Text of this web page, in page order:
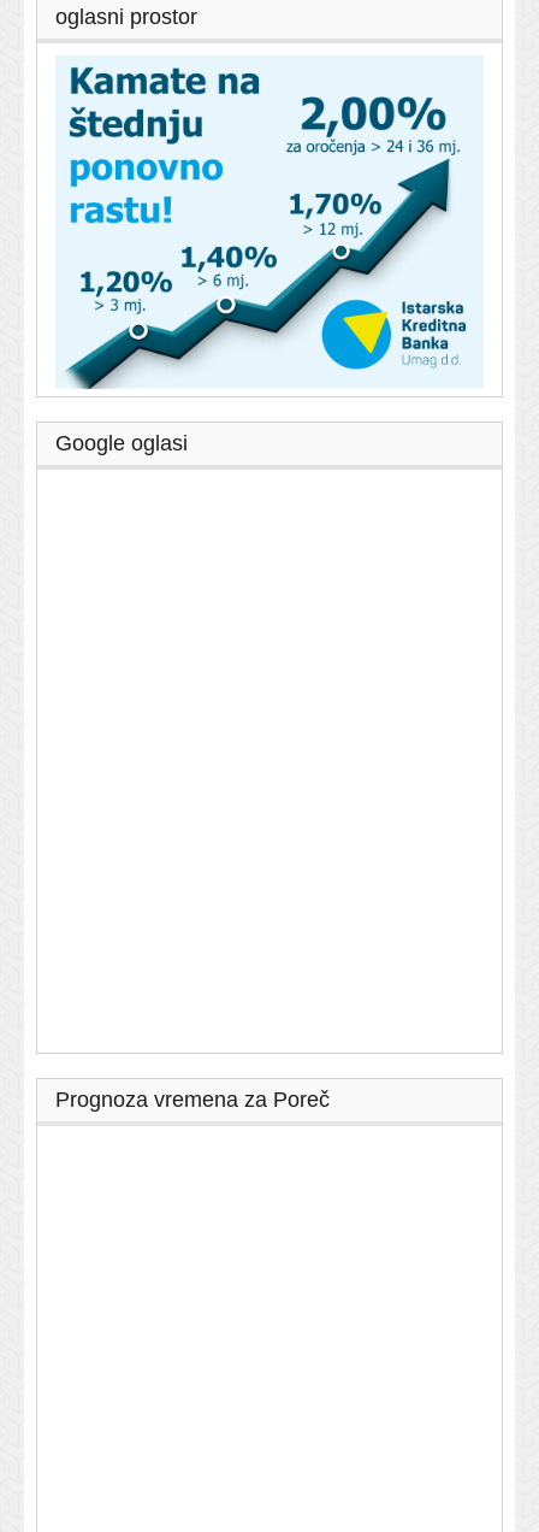
oglasni prostor
Google oglasi
Prognoza vremena za Poreč